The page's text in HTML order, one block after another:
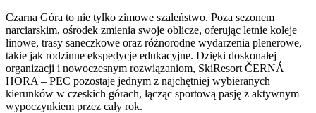
Czarna Góra to nie tylko zimowe szaleństwo. Poza sezonem
narciarskim, ośrodek zmienia swoje oblicze, oferując letnie koleje
linowe, trasy saneczkowe oraz różnorodne wydarzenia plenerowe,
takie jak rodzinne ekspedycje edukacyjne. Dzięki doskonałej
organizacji i nowoczesnym rozwiązaniom, SkiResort ČERNÁ
HORA – PEC pozostaje jednym z najchętniej wybieranych
kierunków w czeskich górach, łącząc sportową pasję z aktywnym
wypoczynkiem przez cały rok.